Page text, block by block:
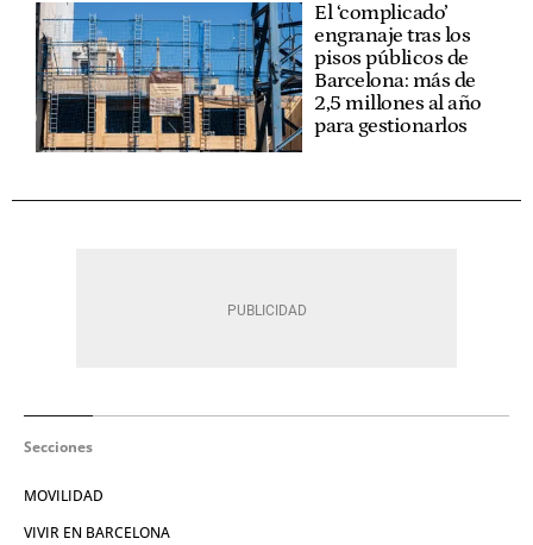
El ‘complicado’
engranaje tras los
pisos públicos de
Barcelona: más de
2,5 millones al año
para gestionarlos
Secciones
MOVILIDAD
VIVIR EN BARCELONA